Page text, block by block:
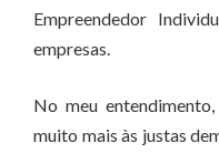
Empreendedor
empresas.
No meu
muito mais às justas